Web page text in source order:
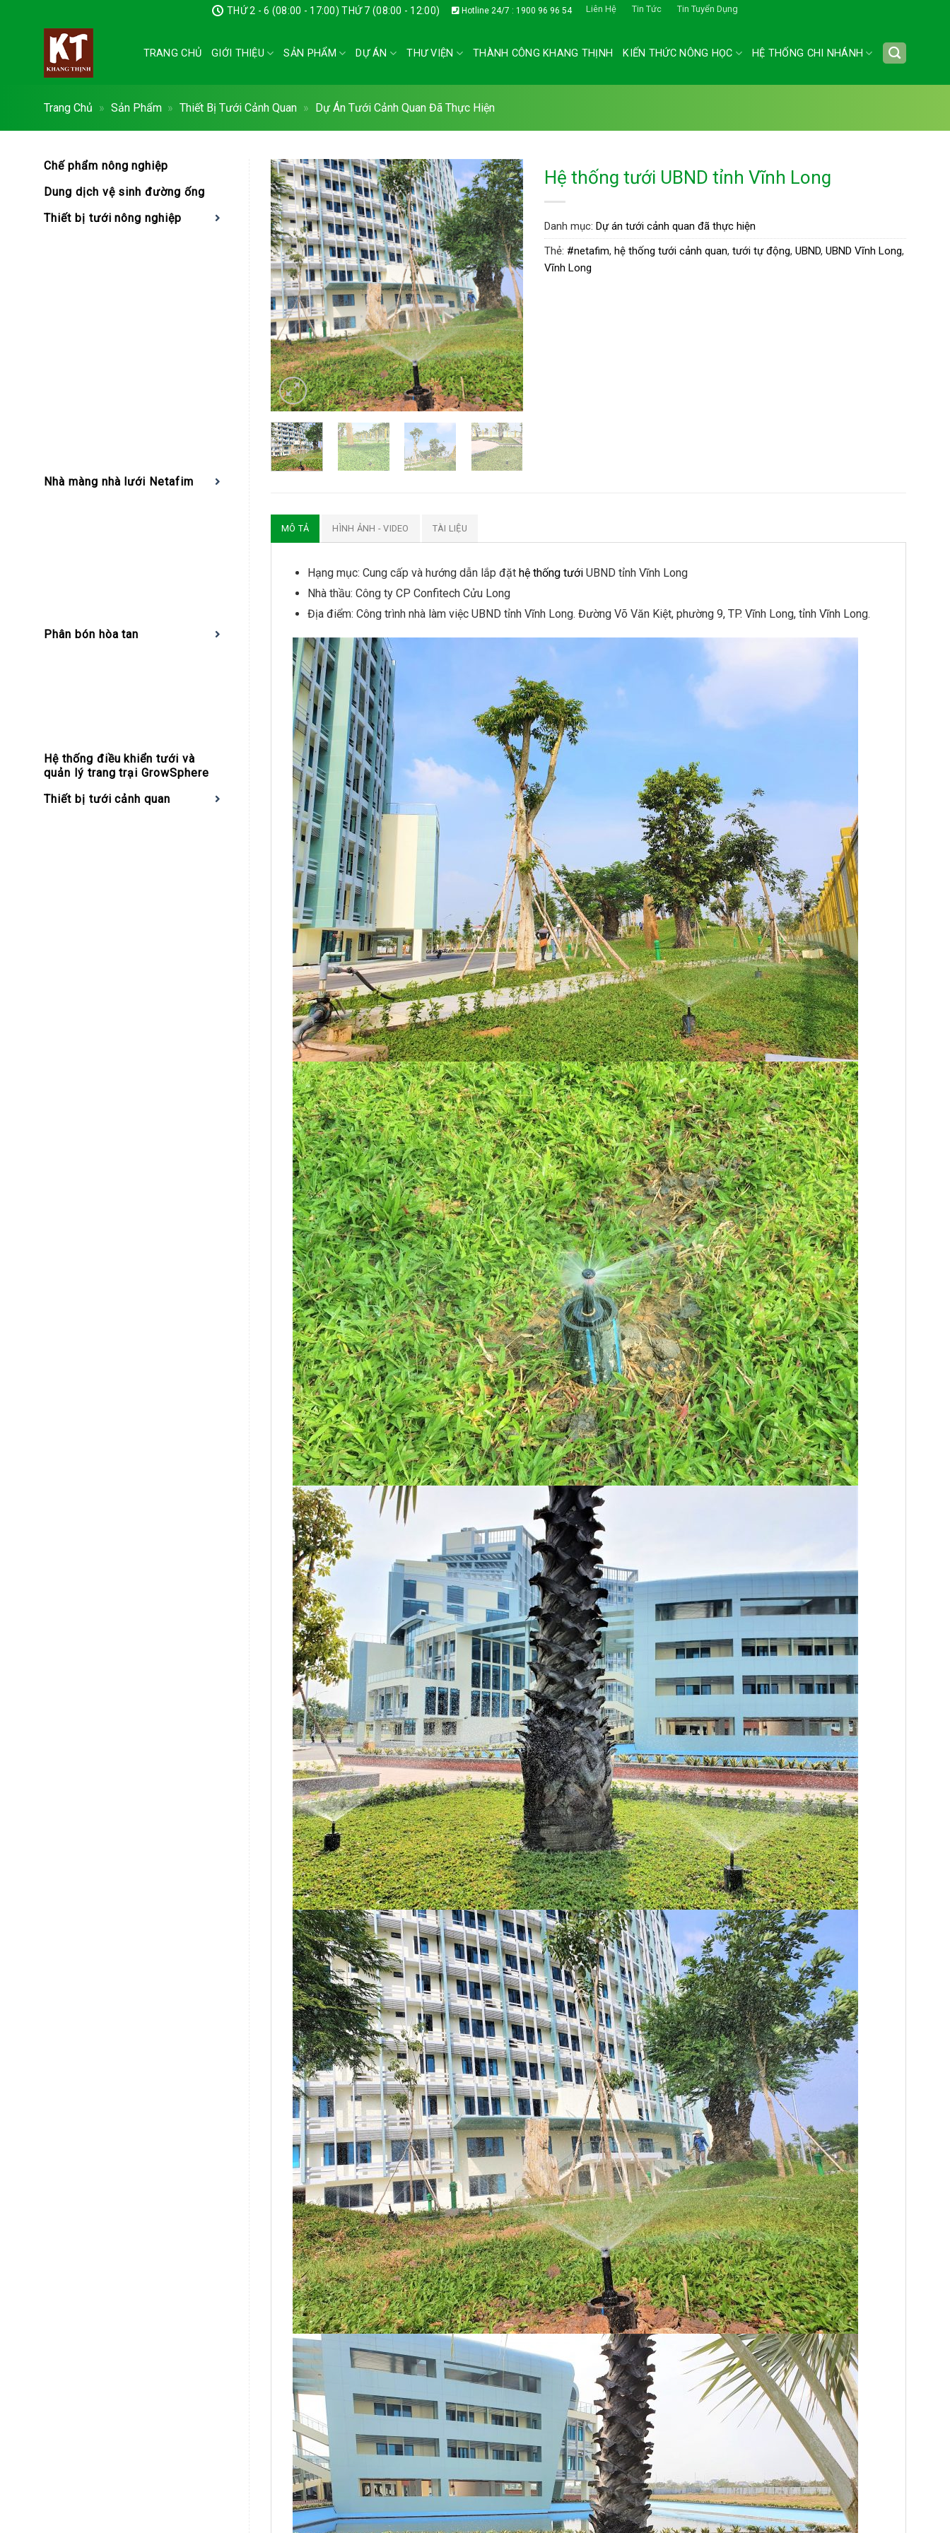
THỨ 2 - 6 (08:00 - 17:00) THỨ 7 (08:00 - 12:00) Hotline 24/7 : 1900 96 96 54 Liên Hệ Tin Tức Tin Tuyển Dụng
TRANG CHỦ GIỚI THIỆU SẢN PHẨM DỰ ÁN THƯ VIỆN THÀNH CÔNG KHANG THỊNH KIẾN THỨC NÔNG HỌC HỆ THỐNG CHI NHÁNH
Trang Chủ » Sản Phẩm » Thiết Bị Tưới Cảnh Quan » Dự Án Tưới Cảnh Quan Đã Thực Hiện
Chế phẩm nông nghiệp
Dung dịch vệ sinh đường ống
Thiết bị tưới nông nghiệp
Nhà màng nhà lưới Netafim
Phân bón hòa tan
Hệ thống điều khiển tưới và
quản lý trang trại GrowSphere
Thiết bị tưới cảnh quan
Hệ thống tưới UBND tỉnh Vĩnh Long
Danh mục:Dự án tưới cảnh quan đã thực hiện
Thẻ: #netafim,hệ thống tưới cảnh quan,tưới tự động,UBND,UBND Vĩnh Long,
Vĩnh Long
MÔ TẢ HÌNH ẢNH - VIDEO TÀI LIỆU
Hạng mục: Cung cấp và hướng dẫn lắp đặt hệ thống tướiUBND tỉnh Vĩnh Long
Nhà thầu: Công ty CP Confitech Cửu Long
Địa điểm: Công trình nhà làm việc UBND tỉnh Vĩnh Long. Đường Võ Văn Kiệt, phường 9, TP. Vĩnh Long, tỉnh Vĩnh Long.